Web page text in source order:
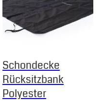
Schondecke
Rücksitzbank
Polyester